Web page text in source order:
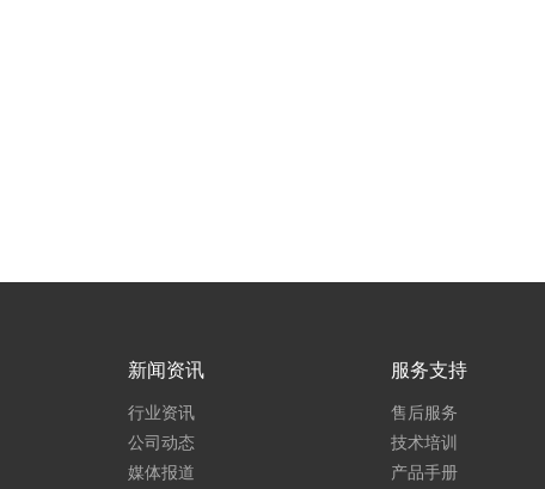
新闻资讯
行业资讯
公司动态
媒体报道
服务支持
售后服务
技术培训
产品手册